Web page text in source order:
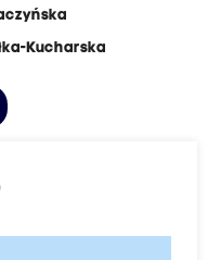
Kucharska